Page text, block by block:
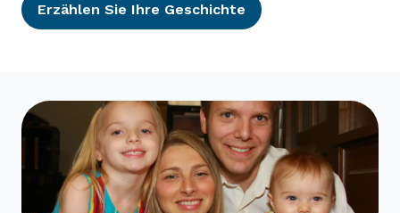
Erzählen Sie Ihre Geschichte